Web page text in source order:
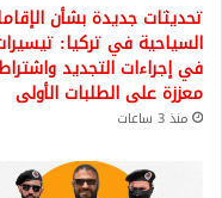
تحديثات جديدة بشأن
السياحية في تركيا:
في إجراءات التجديد
معززة على الطلبات الأولى
منذ 3 ساعات